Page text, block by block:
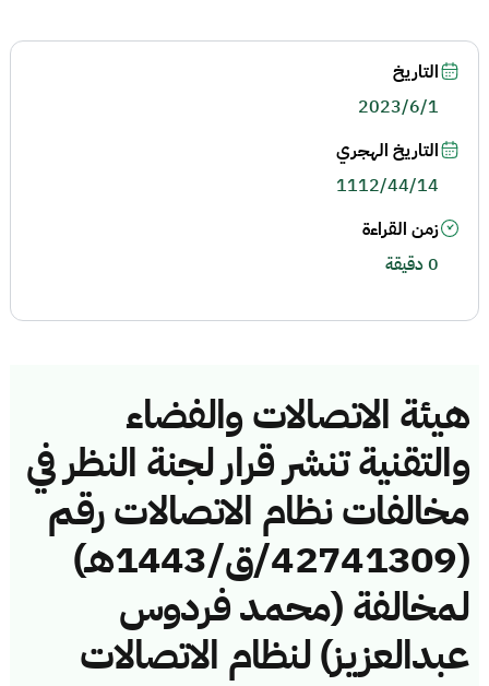
هيئة الاتصالات والفضاء
والتقنية تنشر قرار لجنة النظر في
مخالفات نظام الاتصالات رقم
(42741309/ق/1443هـ)
لمخالفة (محمد فردوس
عبدالعزيز) لنظام الاتصالات
التاريخ
2023/6/1
التاريخ الهجري
1112/44/14
زمن القراءة
0 دقيقة